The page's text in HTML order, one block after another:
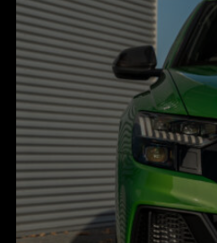
KONTAKT
E-LELLEK